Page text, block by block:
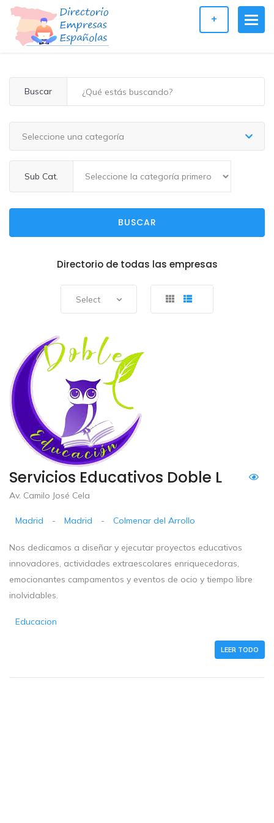
+
Buscar
Seleccione una categoría
Sub Cat.
BUSCAR
Directorio de todas las empresas
Select
Servicios Educativos Doble L
Av. Camilo José Cela
Madrid - Madrid - Colmenar del Arrollo
Nos dedicamos a diseñar y ejecutar proyectos educativos
innovadores, actividades extraescolares enriquecedoras,
emocionantes campamentos y eventos de ocio y tiempo libre
inolvidables.
Educacion
LEER TODO